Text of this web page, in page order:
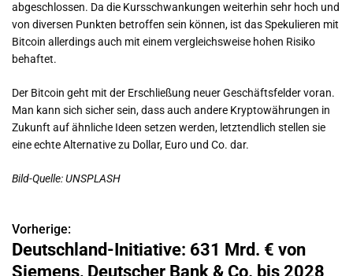
abgeschlossen. Da die Kursschwankungen weiterhin sehr hoch und
von diversen Punkten betroffen sein können, ist das Spekulieren mit
Bitcoin allerdings auch mit einem vergleichsweise hohen Risiko
behaftet.
Der Bitcoin geht mit der Erschließung neuer Geschäftsfelder voran.
Man kann sich sicher sein, dass auch andere Kryptowährungen in
Zukunft auf ähnliche Ideen setzen werden, letztendlich stellen sie
eine echte Alternative zu Dollar, Euro und Co. dar.
Bild-Quelle: UNSPLASH
B
e
Vorherige:
Deutschland-Initiative: 631 Mrd. € von
Siemens, Deutscher Bank & Co. bis 2028